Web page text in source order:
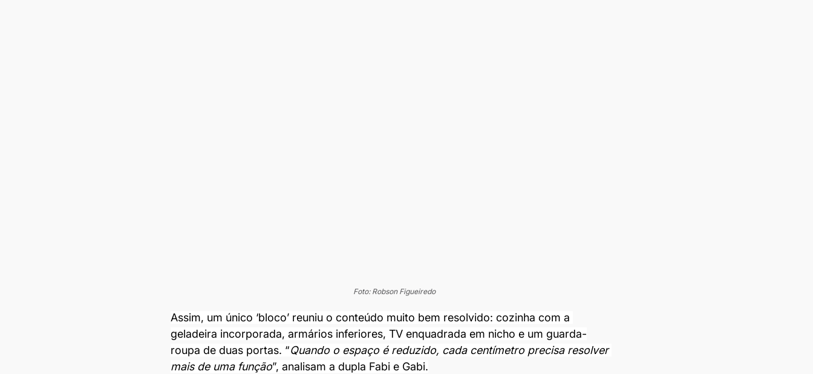
Foto: Robson Figueiredo
Assim, um único ‘bloco’ reuniu o conteúdo muito bem resolvido: cozinha com a
geladeira incorporada, armários inferiores, TV enquadrada em nicho e um guarda-
roupa de duas portas. “Quando o espaço é reduzido, cada centímetro precisa resolver
mais de uma função”, analisam a dupla Fabi e Gabi.